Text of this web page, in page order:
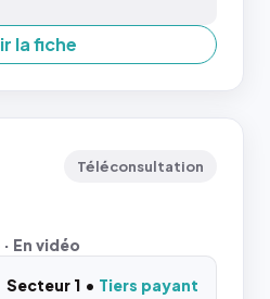
la fiche
Téléconsultation
En vidéo
Secteur 1
Tiers payant